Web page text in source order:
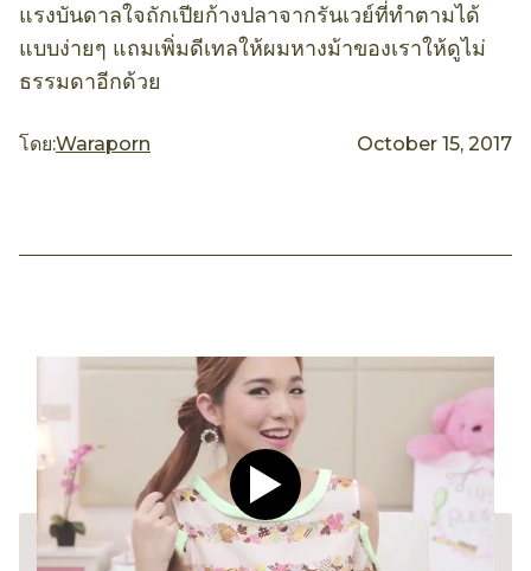
แรงบันดาลใจถักเปียก้างปลาจากรันเวย์ที่ทำตามได้
แบบง่ายๆ แถมเพิ่มดีเทลให้ผมหางม้าของเราให้ดูไม่
ธรรมดาอีกด้วย
โดย:Waraporn October 15, 2017
Play video CLEAR Men